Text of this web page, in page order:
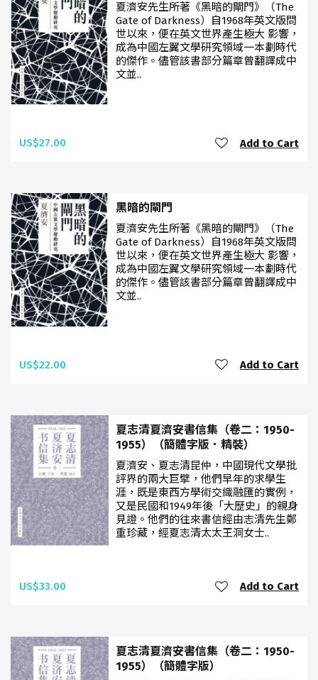
夏濟安先生所著《黑暗的閘門》（The
Gate of Darkness）自1968年英文版問
世以來，便在英文世界產生極大 影響，
成為中國左翼文學研究領域一本劃時代
的傑作。儘管該書部分篇章曾翻譯成中
文並..
US$27.00 Add to Cart
黑暗的閘門
夏濟安先生所著《黑暗的閘門》（The
Gate of Darkness）自1968年英文版問
世以來，便在英文世界產生極大 影響，
成為中國左翼文學研究領域一本劃時代
的傑作。儘管該書部分篇章曾翻譯成中
文並..
US$22.00 Add to Cart
夏志清夏濟安書信集（卷二：1950-
1955）（簡體字版．精裝）
夏濟安、夏志清昆仲，中國現代文學批
評界的兩大巨擘，他們早年的求學生
涯，既是東西方學術交織融匯的實例，
又是民國和1949年後「大歷史」的親身
見證。他們的往來書信經由志清先生鄭
重珍藏，經夏志清太太王洞女士..
US$33.00 Add to Cart
夏志清夏濟安書信集（卷二：1950-
1955）（簡體字版）